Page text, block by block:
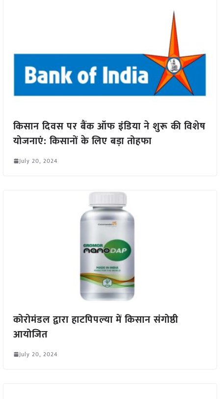
किसान दिवस पर बैंक ऑफ इंडिया ने शुरू की विशेष
योजनाएं: किसानों के लिए बड़ा तोहफा
July 20, 2024
कोरोमंडल द्वारा हाटपिपल्या में किसान संगोष्ठी
आयोजित
July 20, 2024